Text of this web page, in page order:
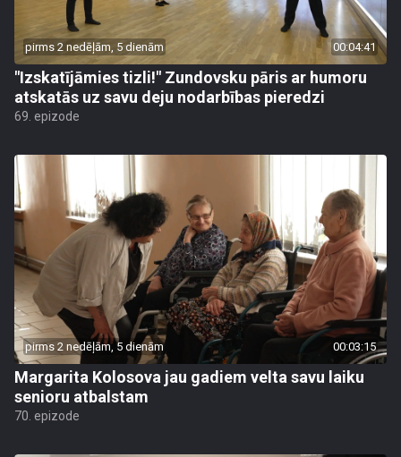
pirms 2 nedēļām, 5 dienām 00:04:41
"Izskatījāmies tizli!" Zundovsku pāris ar humoru
atskatās uz savu deju nodarbības pieredzi
69. epizode
pirms 2 nedēļām, 5 dienām 00:03:15
Margarita Kolosova jau gadiem velta savu laiku
senioru atbalstam
70. epizode